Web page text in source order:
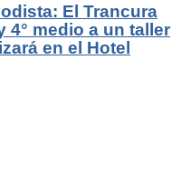
El Trancura
4° medio a un taller
en el Hotel